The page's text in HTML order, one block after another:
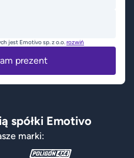
jest Emotivo sp. z o.o.rozwiń
prezent
spółki Emotivo
marki: